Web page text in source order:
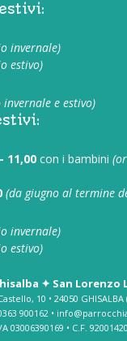
invernale)
estivo)
e estivo)
11,00 con i bambini
(da giugno al termine
invernale)
estivo)
✦ San Lorenzo
10 • 24050 GHISALBA
900162 •
03006390169 • C.F.